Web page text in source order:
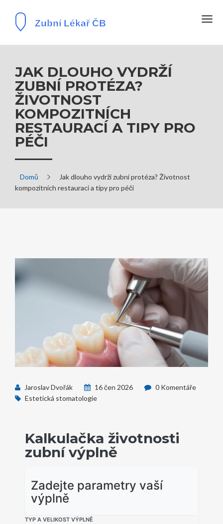
JAK DLOUHO VYDRŽÍ
ZUBNÍ PROTÉZA?
ŽIVOTNOST
KOMPOZITNÍCH
RESTAURACÍ A TIPY PRO
PÉČI
Domů
Jak dlouho vydrží zubní protéza? Životnost
kompozitních restaurací a tipy pro péči
Jaroslav Dvořák 16 čen 2026
0 Komentáře
Estetická stomatologie
Kalkulačka životnosti
zubní výplně
Zadejte parametry vaší
výplně
TYP A VELIKOST VÝPLNĚ